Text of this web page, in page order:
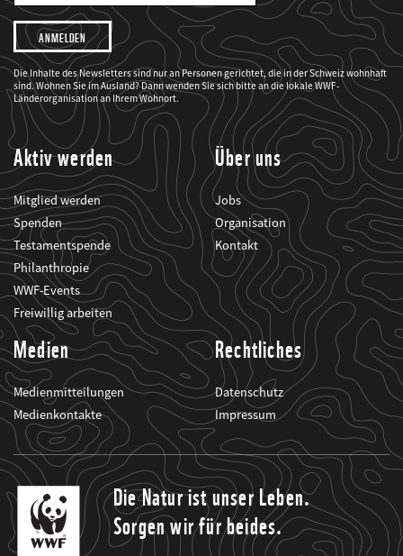
Adresse
Ich
möchte,
dass
der
WWF
mich
über
seine
Projekte
informiert.
Die Inhalte des Newsletters sind nur an Personen gerichtet, die in der Schweiz wohnhaft
sind. Wohnen Sie im Ausland? Dann wenden Sie sich bitte an die lokale WWF-
Länderorganisation an Ihrem Wohnort.
Aktiv werden
Mitglied werden
Spenden
Testamentspende
Philanthropie
WWF-Events
Freiwillig arbeiten
Über uns
Jobs
Organisation
Kontakt
Medien
Medienmitteilungen
Medienkontakte
Rechtliches
Datenschutz
Impressum
Die Natur ist unser Leben.
Sorgen wir für beides.